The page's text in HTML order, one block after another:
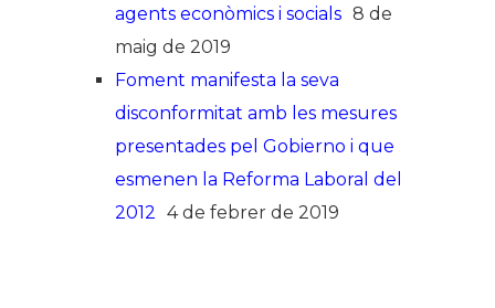
agents econòmics i socials 8 de
maig de 2019
Foment manifesta la seva
disconformitat amb les mesures
presentades pel Gobierno i que
esmenen la Reforma Laboral del
2012 4 de febrer de 2019